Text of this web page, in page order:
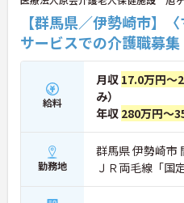
【群馬県／伊勢崎市】
サービスでの介護職募集
給料
月収 17.0万円～
み）
年収 280万円～
勤務地
群馬県 伊勢崎市
ＪＲ両毛線「国